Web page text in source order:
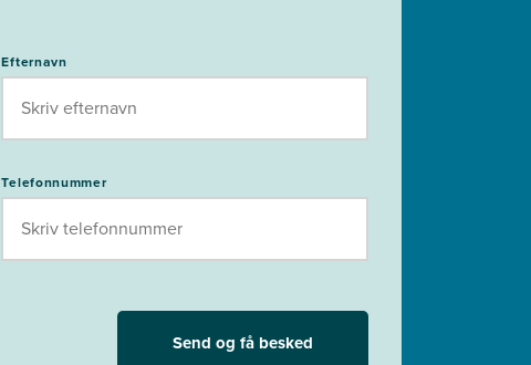
Efternavn
Telefonnummer
Send og få besked